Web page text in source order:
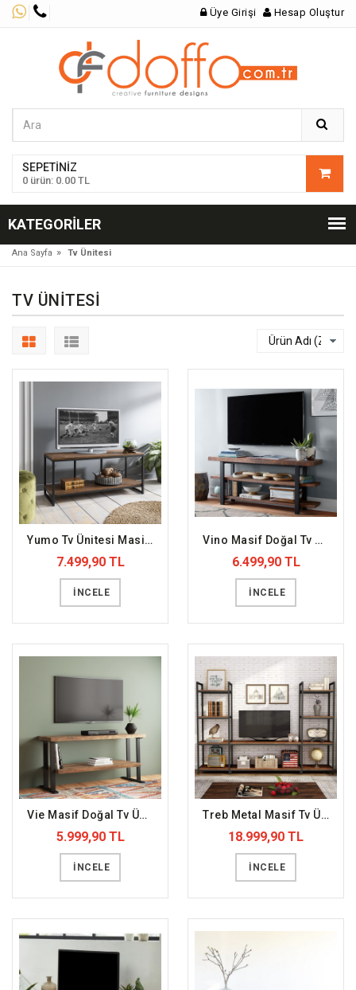
Üye Girişi Hesap Oluştur
SEPETINIZ
0 ürün: 0.00 TL
KATEGORILER
Ana Sayfa » Tv Ünitesi
TV ÜNITESI
Yumo Tv Ünitesi Masif Ahşap (DFFTV3)
7.499,90 TL
İNCELE
Vino Masif Doğal Tv Ünitesi (DFFTV17)
6.499,90 TL
İNCELE
Vie Masif Doğal Tv Ünitesi (DFFTV16)
5.999,90 TL
İNCELE
Treb Metal Masif Tv Ünitesi (DFFTV10)
18.999,90 TL
İNCELE